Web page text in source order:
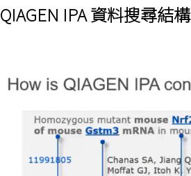
QIAGEN IPA 資料搜尋結構